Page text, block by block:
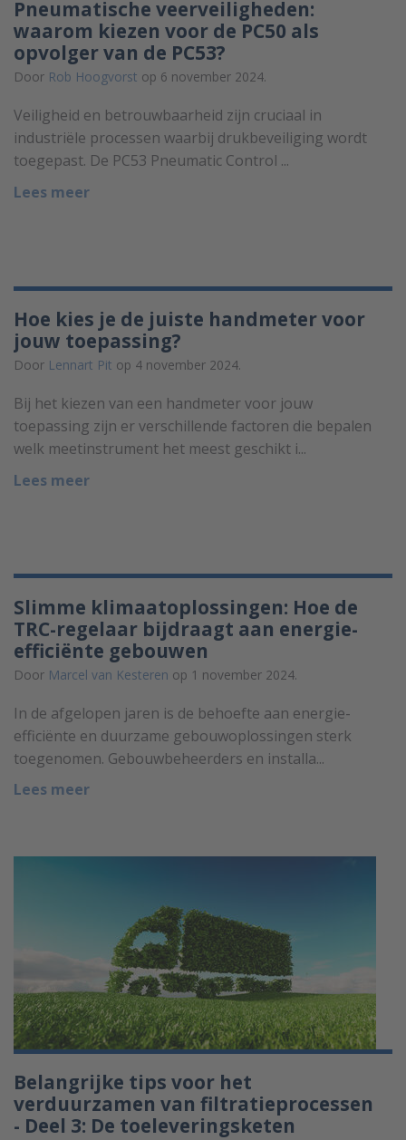
Pneumatische veerveiligheden:
waarom kiezen voor de PC50 als
opvolger van de PC53?
Door Rob Hoogvorst op 6 november 2024.
Veiligheid en betrouwbaarheid zijn cruciaal in
industriële processen waarbij drukbeveiliging wordt
toegepast. De PC53 Pneumatic Control ...
Lees meer
Hoe kies je de juiste handmeter voor
jouw toepassing?
Door Lennart Pit op 4 november 2024.
Bij het kiezen van een handmeter voor jouw
toepassing zijn er verschillende factoren die bepalen
welk meetinstrument het meest geschikt i...
Lees meer
Slimme klimaatoplossingen: Hoe de
TRC-regelaar bijdraagt aan energie-
efficiënte gebouwen
Door Marcel van Kesteren op 1 november 2024.
In de afgelopen jaren is de behoefte aan energie-
efficiënte en duurzame gebouwoplossingen sterk
toegenomen. Gebouwbeheerders en installa...
Lees meer
Belangrijke tips voor het
verduurzamen van filtratieprocessen
- Deel 3: De toeleveringsketen